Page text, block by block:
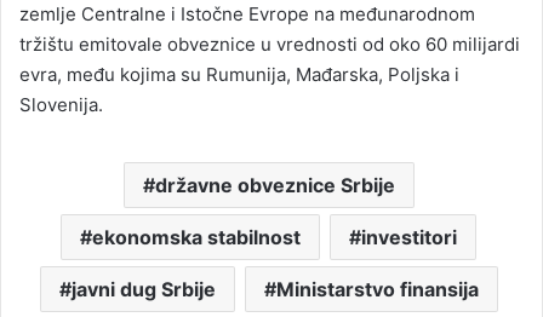
zemlje Centralne i Istočne Evrope na međunarodnom
tržištu emitovale obveznice u vrednosti od oko 60 milijardi
evra, među kojima su Rumunija, Mađarska, Poljska i
Slovenija.
državne obveznice Srbije
ekonomska stabilnost investitori
javni dug Srbije Ministarstvo finansija